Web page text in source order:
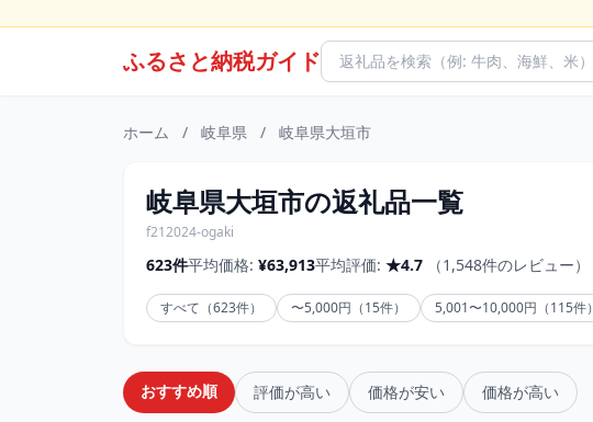
ふるさと納税ガイド
ホーム / 岐阜県 / 岐阜県大垣市
岐阜県大垣市の返礼品一覧
f212024-ogaki
623件平均価格: ¥63,913平均評価: ★4.7 （1,548件のレビュー）
すべて（623件） 〜5,000円（15件） 5,001〜10,000円（115件）
おすすめ順 評価が高い 価格が安い 価格が高い